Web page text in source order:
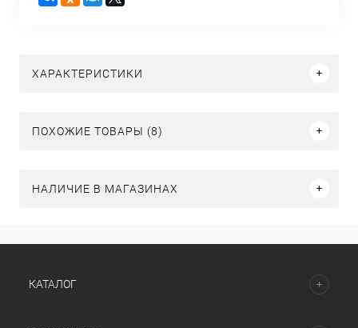
ХАРАКТЕРИСТИКИ
ПОХОЖИЕ ТОВАРЫ (8)
НАЛИЧИЕ В МАГАЗИНАХ
КАТАЛОГ